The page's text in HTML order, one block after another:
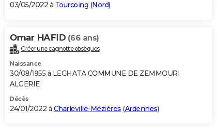
03/05/2022 à Tourcoing (Nord)
Omar HAFID (66 ans)
Créer une cagnotte obsèques
Naissance
30/08/1955 à LEGHATA COMMUNE DE ZEMMOURI
ALGERIE
Décès
24/01/2022 à Charleville-Mézières (Ardennes)